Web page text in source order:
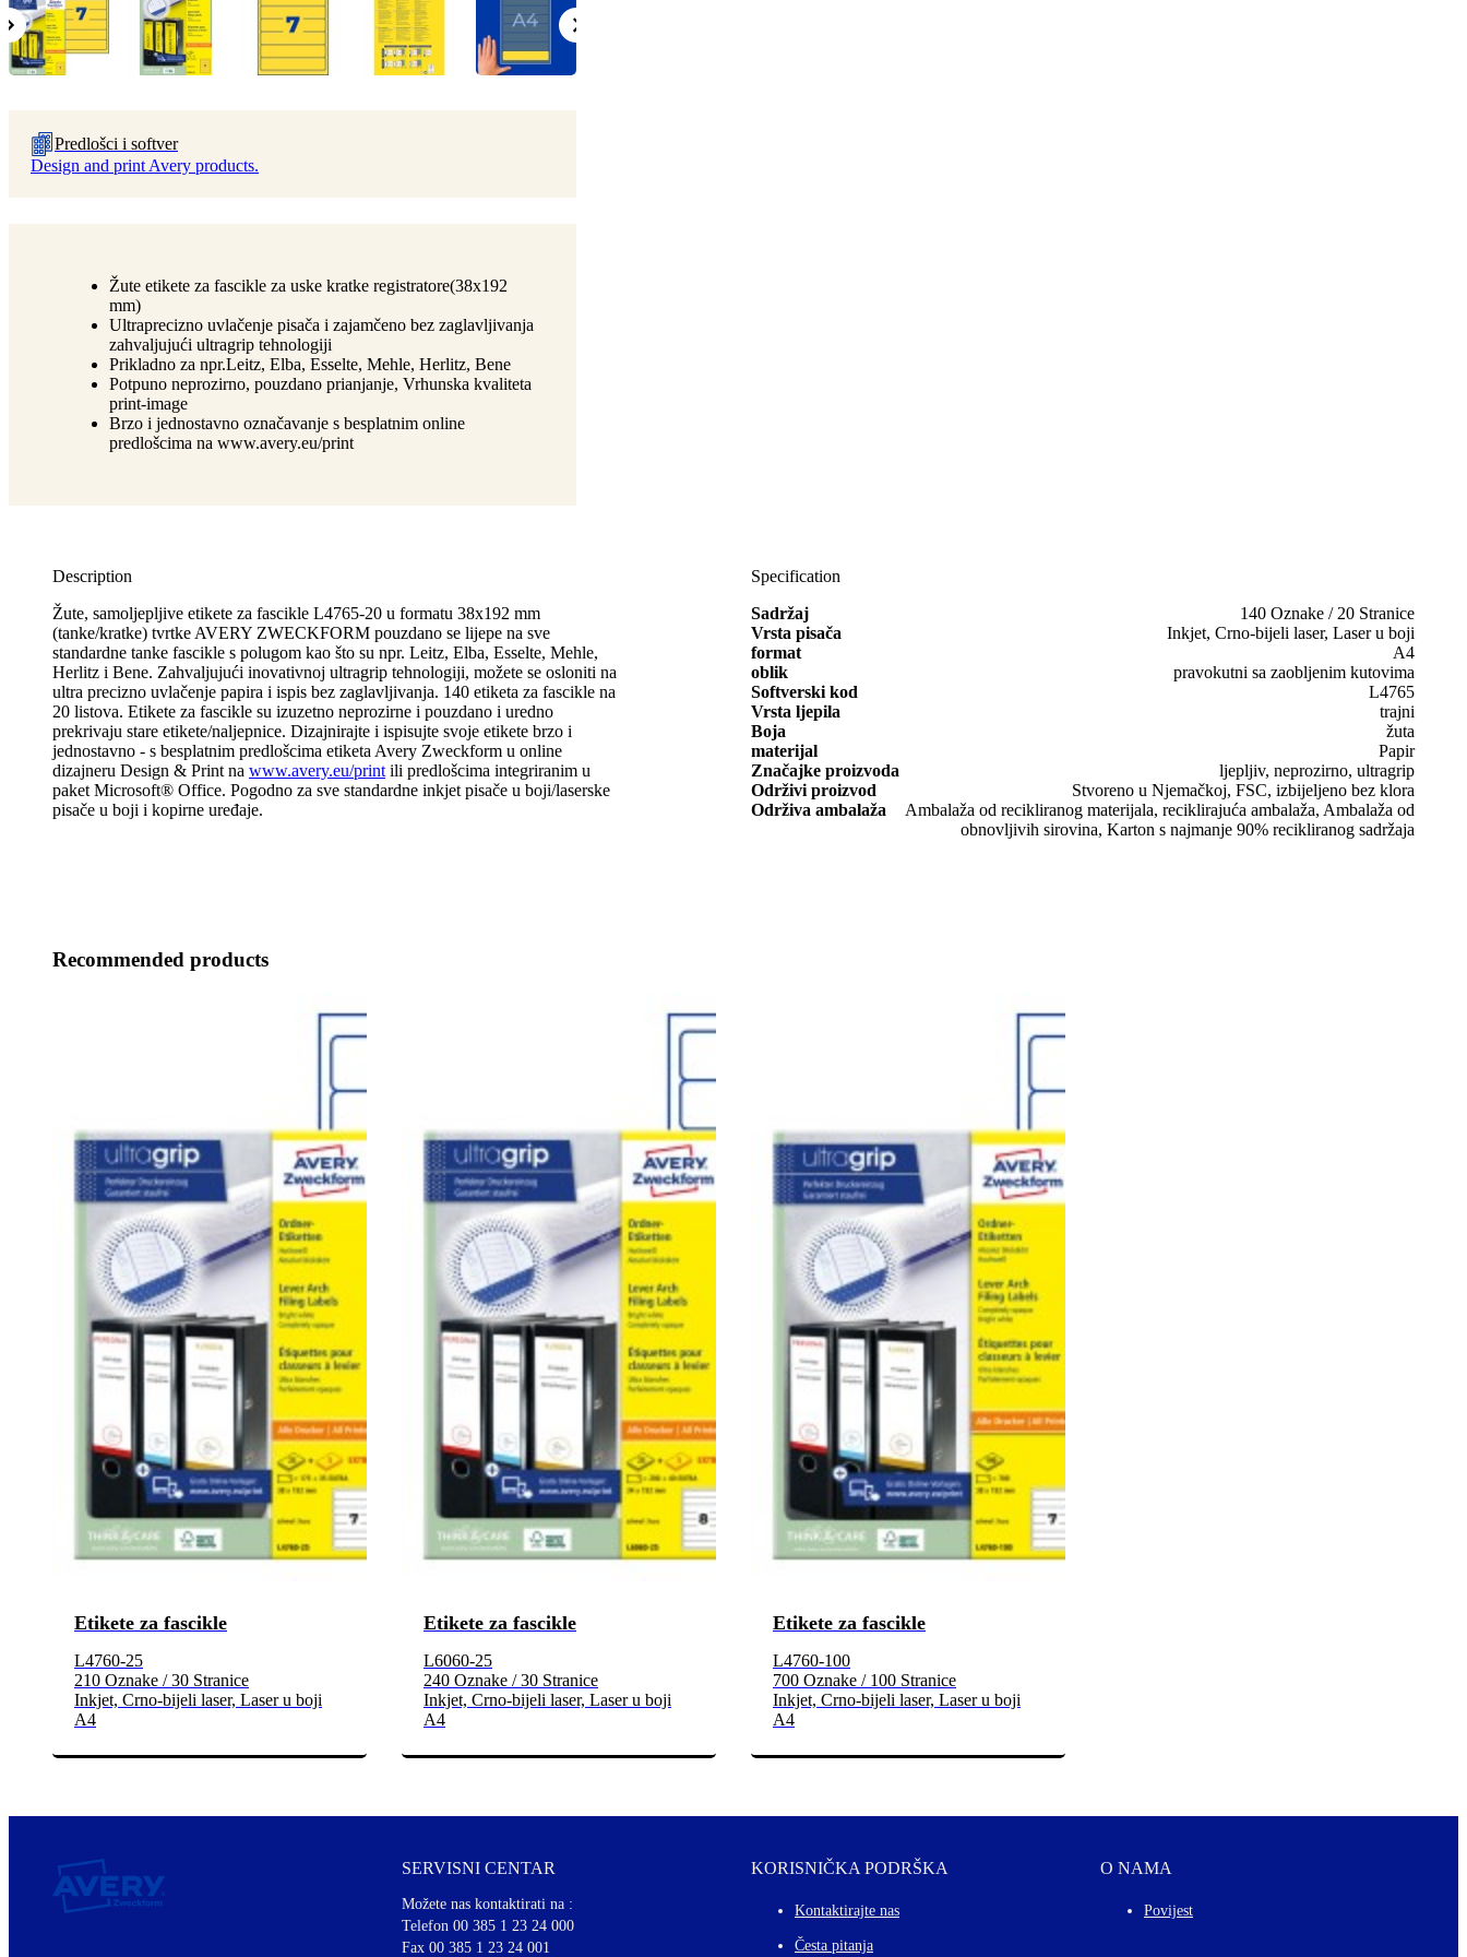
Predlošci i softver
Design and print Avery products.
Žute etikete za fascikle za uske kratke registratore(38x192
mm)
Ultraprecizno uvlačenje pisača i zajamčeno bez zaglavljivanja
zahvaljujući ultragrip tehnologiji
Prikladno za npr.Leitz, Elba, Esselte, Mehle, Herlitz, Bene
Potpuno neprozirno, pouzdano prianjanje, Vrhunska kvaliteta
print-image
Brzo i jednostavno označavanje s besplatnim online
predlošcima na www.avery.eu/print
Description
Žute, samoljepljive etikete za fascikle L4765-20 u formatu 38x192 mm
(tanke/kratke) tvrtke AVERY ZWECKFORM pouzdano se lijepe na sve
standardne tanke fascikle s polugom kao što su npr. Leitz, Elba, Esselte, Mehle,
Herlitz i Bene. Zahvaljujući inovativnoj ultragrip tehnologiji, možete se osloniti na
ultra precizno uvlačenje papira i ispis bez zaglavljivanja. 140 etiketa za fascikle na
20 listova. Etikete za fascikle su izuzetno neprozirne i pouzdano i uredno
prekrivaju stare etikete/naljepnice. Dizajnirajte i ispisujte svoje etikete brzo i
jednostavno - s besplatnim predlošcima etiketa Avery Zweckform u online
dizajneru Design & Print na www.avery.eu/print ili predlošcima integriranim u
paket Microsoft® Office. Pogodno za sve standardne inkjet pisače u boji/laserske
pisače u boji i kopirne uređaje.
Specification
Sadržaj
140 Oznake / 20 Stranice
Vrsta pisača
Inkjet, Crno-bijeli laser, Laser u boji
format
A4
oblik
pravokutni sa zaobljenim kutovima
Softverski kod
L4765
Vrsta ljepila
trajni
Boja
žuta
materijal
Papir
Značajke proizvoda
ljepljiv, neprozirno, ultragrip
Održivi proizvod
Stvoreno u Njemačkoj, FSC, izbijeljeno bez klora
Održiva ambalaža
Ambalaža od recikliranog materijala, reciklirajuća ambalaža, Ambalaža od
obnovljivih sirovina, Karton s najmanje 90% recikliranog sadržaja
Recommended products
Etikete za fascikle
L4760-25
210 Oznake / 30 Stranice
Inkjet, Crno-bijeli laser, Laser u boji
A4
Etikete za fascikle
L6060-25
240 Oznake / 30 Stranice
Inkjet, Crno-bijeli laser, Laser u boji
A4
Etikete za fascikle
L4760-100
700 Oznake / 100 Stranice
Inkjet, Crno-bijeli laser, Laser u boji
A4
SERVISNI CENTAR
Možete nas kontaktirati na :
Telefon 00 385 1 23 24 000
Fax 00 385 1 23 24 001
KORISNIČKA PODRŠKA
Kontaktirajte nas
Česta pitanja
O NAMA
Povijest